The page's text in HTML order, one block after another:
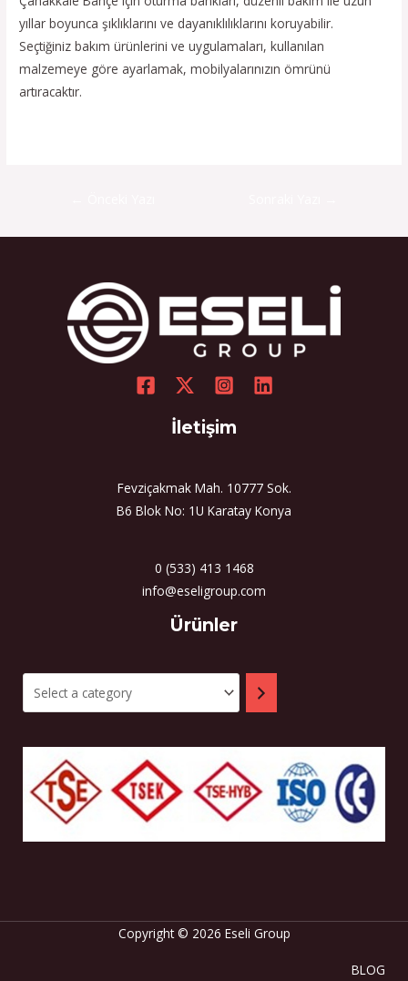
yıllar boyunca şıklıklarını ve dayanıklılıklarını koruyabilir.
Seçtiğiniz bakım ürünlerini ve uygulamaları, kullanılan
malzemeye göre ayarlamak, mobilyalarınızın ömrünü
artıracaktır.
İletişim
Fevziçakmak Mah. 10777 Sok.
B6 Blok No: 1U Karatay Konya
0 (533) 413 1468
info@eseligroup.com
Ürünler
Copyright © 2026 Eseli Group
BLOG